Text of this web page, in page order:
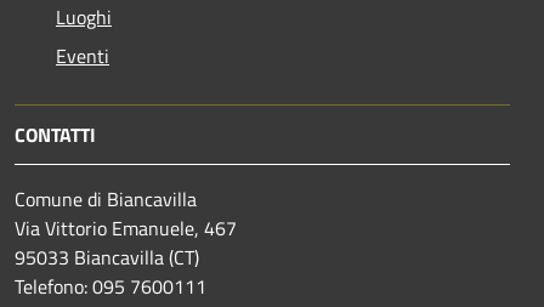
Luoghi
Eventi
CONTATTI
Comune di Biancavilla
Via Vittorio Emanuele, 467
95033 Biancavilla (CT)
Telefono: 095 7600111